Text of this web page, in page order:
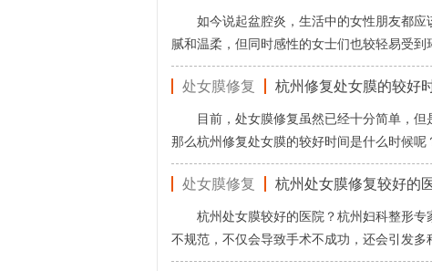
如今说起盆腔炎，生活中的女性朋友都
腻和温柔，但同时感性的女士们也较轻易受
处女膜修复 杭州修复处女膜的较好
目前，处女膜修复虽然已经十分简单，
那么杭州修复处女膜的较好时间是什么时候
处女膜修复 杭州处女膜修复较好的
杭州处女膜较好的医院？杭州妇科整形
不规范，不仅会导致手术不成功，还会引发